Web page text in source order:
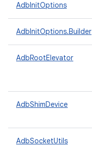
AdbInitOptions
AdbInitOptions.Builder
AdbRootElevator
AdbShimDevice
AdbSocketUtils